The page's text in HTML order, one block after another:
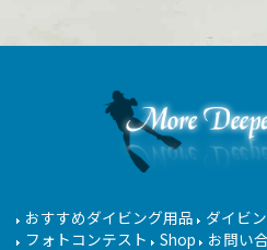
おすすめダイビング用品 ダイビ
フォトコンテスト
Shop お問い